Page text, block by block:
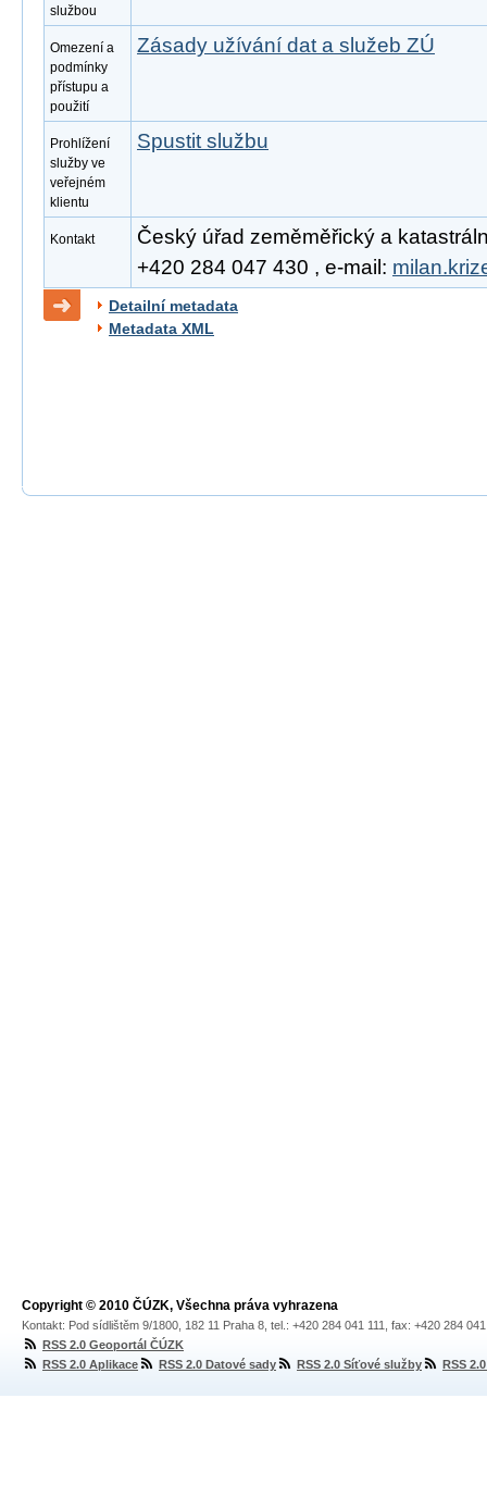
službou
Omezení a
podmínky
přístupu a
použití
Zásady užívání dat a služeb ZÚ
Prohlížení
služby ve
veřejném
klientu
Spustit službu
Kontakt
Český úřad zeměměřický a
+420 284 047 430 , e-mail:
Detailní metadata
Metadata XML
Copyright © 2010 ČÚZK, Všechna práva vyhrazena
Kontakt: Pod sídlištěm 9/1800, 182 11 Praha 8, tel.: +420 284 041 111, fax: +420 284
RSS 2.0 Geoportál ČÚZK
RSS 2.0 Aplikace
RSS 2.0 Datové sady RSS 2.0 Síťové služby RSS